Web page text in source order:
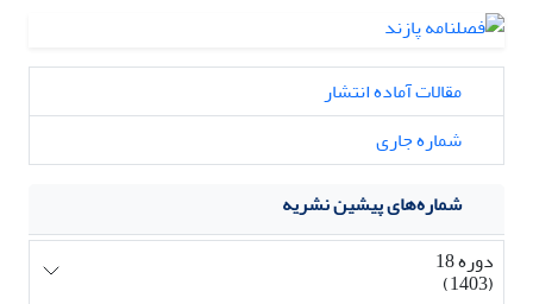
مقالات آماده انتشار
شماره جاری
شماره‌های پیشین نشریه
دوره 18
(1403)